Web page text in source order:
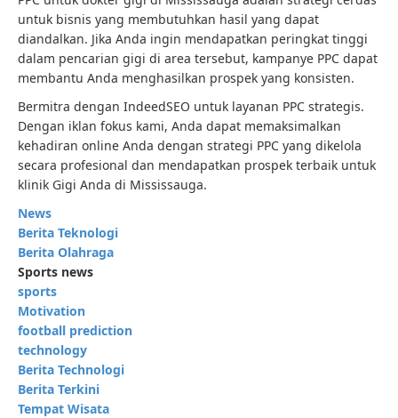
untuk bisnis yang membutuhkan hasil yang dapat
diandalkan. Jika Anda ingin mendapatkan peringkat tinggi
dalam pencarian gigi di area tersebut, kampanye PPC dapat
membantu Anda menghasilkan prospek yang konsisten.
Bermitra dengan IndeedSEO untuk layanan PPC strategis.
Dengan iklan fokus kami, Anda dapat memaksimalkan
kehadiran online Anda dengan strategi PPC yang dikelola
secara profesional dan mendapatkan prospek terbaik untuk
klinik Gigi Anda di Mississauga.
News
Berita Teknologi
Berita Olahraga
Sports news
sports
Motivation
football prediction
technology
Berita Technologi
Berita Terkini
Tempat Wisata